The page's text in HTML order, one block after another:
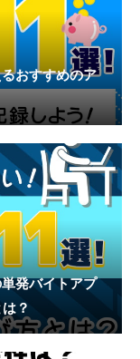
おすすめのア
発バイトアプ
？